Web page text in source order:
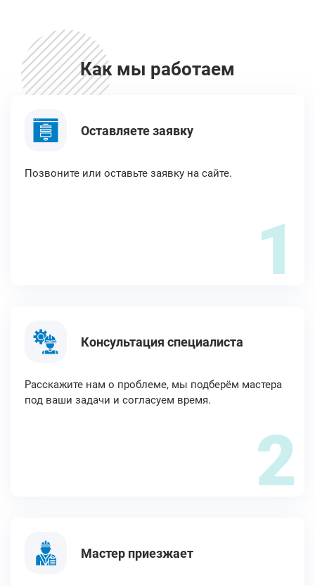
Как мы работаем
Оставляете заявку
Позвоните или оставьте заявку на сайте.
1
Консультация специалиста
Расскажите нам о проблеме, мы подберём мастера
под ваши задачи и согласуем время.
2
Мастер приезжает